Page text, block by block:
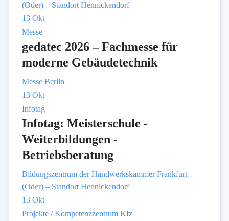
(Oder) – Standort Hennickendorf
13 Okt
Messe
gedatec 2026 – Fachmesse für
moderne Gebäudetechnik
Messe Berlin
13 Okt
Infotag
Infotag: Meisterschule -
Weiterbildungen -
Betriebsberatung
Bildungszentrum der Handwerkskammer Frankfurt
(Oder) – Standort Hennickendorf
13 Okt
Projekte / Kompetenzzentrum Kfz